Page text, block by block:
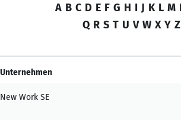
A B C D E F G H I J K L M
Q R S T U V W X Y Z
Unternehmen
New Work SE